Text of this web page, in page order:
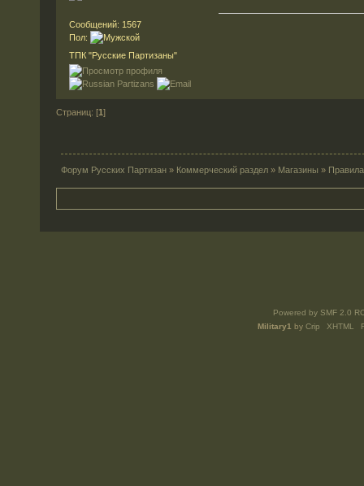
Сообщений: 1567
Пол:
ТПК "Русские Партизаны"
Страниц: [1]
Форум Русских Партизан » Коммерческий раздел » Магазины » Правила
Powered by SMF 2.0
Military1 by Crip XHTML